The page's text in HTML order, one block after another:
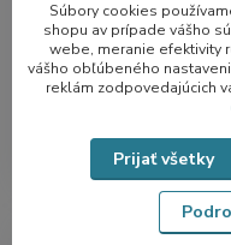
Pálenie čarodejníc:
Pálenie čarodejníc, známe
zimné obdobie a...čítať celé
Súbory cookies
shopu av prípade vášho
webe, meranie efektivity
vášho obľúbeného
reklám zodpovedajúcich
Prijať všetky